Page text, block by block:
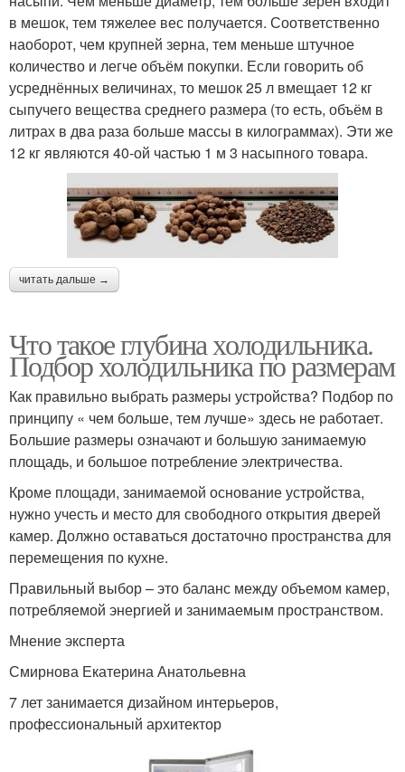
в мешок, тем тяжелее вес получается. Соответственно
наоборот, чем крупней зерна, тем меньше штучное
количество и легче объём покупки. Если говорить об
усреднённых величинах, то мешок 25 л вмещает 12 кг
сыпучего вещества среднего размера (то есть, объём в
литрах в два раза больше массы в килограммах). Эти же
12 кг являются 40-ой частью 1 м 3 насыпного товара.
читать дальше →
Что такое глубина холодильника.
Подбор холодильника по размерам
Как правильно выбрать размеры устройства? Подбор по
принципу « чем больше, тем лучше» здесь не работает.
Большие размеры означают и большую занимаемую
площадь, и большое потребление электричества.
Кроме площади, занимаемой основание устройства,
нужно учесть и место для свободного открытия дверей
камер. Должно оставаться достаточно пространства для
перемещения по кухне.
Правильный выбор – это баланс между объемом камер,
потребляемой энергией и занимаемым пространством.
Мнение эксперта
Смирнова Екатерина Анатольевна
7 лет занимается дизайном интерьеров,
профессиональный архитектор